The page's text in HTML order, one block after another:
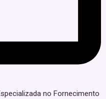
no Fornecimento